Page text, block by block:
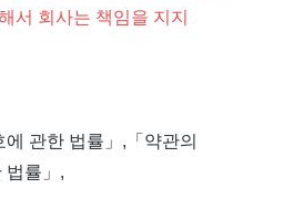
서 회사는 책임을 지지
관한 법률」,「약관의
법률」,